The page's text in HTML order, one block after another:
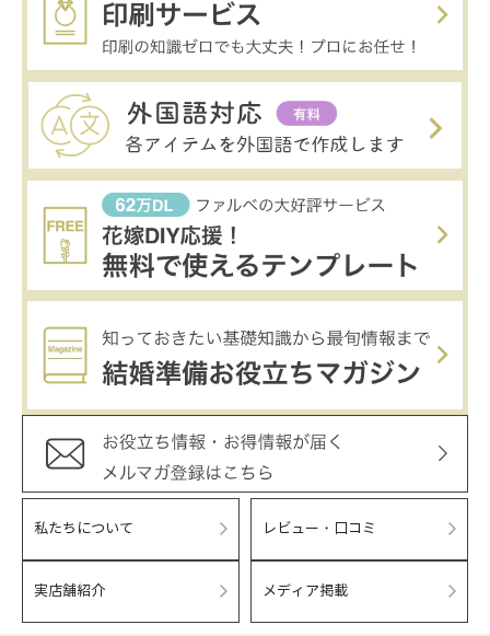
私たちについて レビュー・口コミ
実店舗紹介 メディア掲載